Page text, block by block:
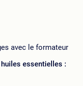
avec le formateur
essentielles :